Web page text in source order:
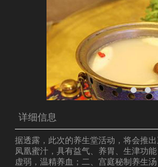
详细信息
据透露，此次的养生堂活动，将会推
凤凰蜜汁，具有益气、养胃、生津功
虚弱，温精养血；二、宫庭秘制养生